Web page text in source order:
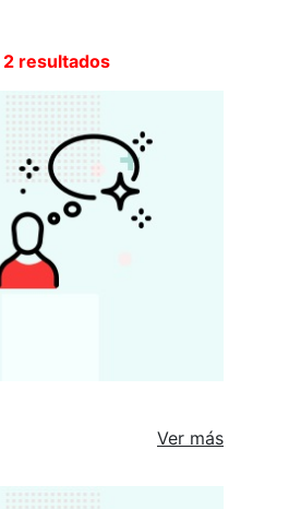
2 resultados
Ver más